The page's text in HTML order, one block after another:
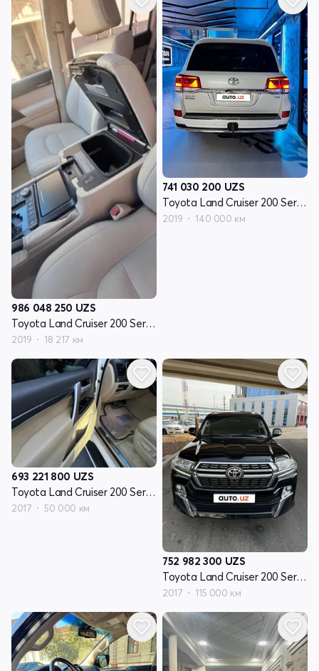
986 048 250 UZS
Toyota Land Cruiser 200 Series рестайлинг 2
2019 18 217 км
741 030 200 UZS
Toyota Land Cruiser 200 Series рестайлинг 2
2019 140 000 км
693 221 800 UZS
Toyota Land Cruiser 200 Series рестайлинг 2
2017 50 000 км
752 982 300 UZS
Toyota Land Cruiser 200 Series рестайлинг 2
2017 115 000 км